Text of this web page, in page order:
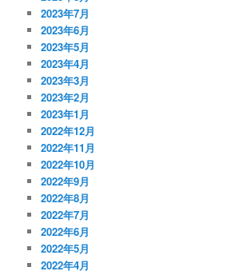
2023年7月
2023年6月
2023年5月
2023年4月
2023年3月
2023年2月
2023年1月
2022年12月
2022年11月
2022年10月
2022年9月
2022年8月
2022年7月
2022年6月
2022年5月
2022年4月